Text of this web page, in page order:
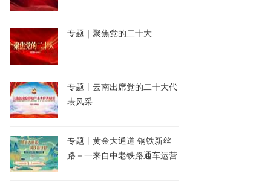
专题｜聚焦党的二十大
专题丨云南出席党的二十大代
表风采
专题丨黄金大通道 钢铁新丝
路－一来自中老铁路通车运营